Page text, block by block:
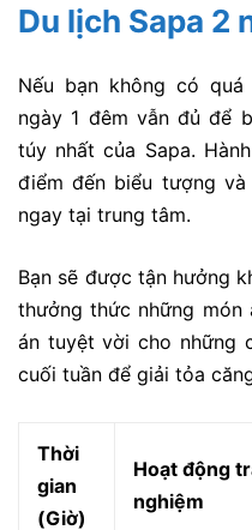
Du lịch Sapa 2
Nếu bạn không có
ngày 1 đêm vẫn đủ để
túy nhất của Sapa.
điểm đến biểu tượng
ngay tại trung tâm.
Bạn sẽ được tận hưởng
thưởng thức những món
án tuyệt vời cho những
cuối tuần để giải tỏa
Thời
gian
(Giờ)
Hoạt động
nghiệm